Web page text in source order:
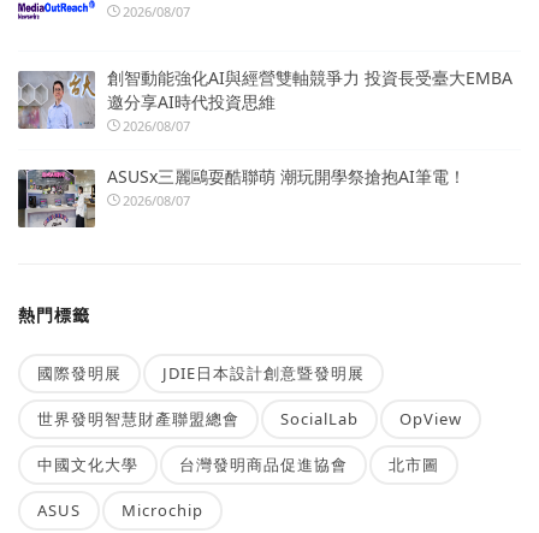
2026/08/07
創智動能強化AI與經營雙軸競爭力 投資長受臺大EMBA
邀分享AI時代投資思維
2026/08/07
ASUSx三麗鷗耍酷聯萌 潮玩開學祭搶抱AI筆電！
2026/08/07
熱門標籤
國際發明展 JDIE日本設計創意暨發明展
世界發明智慧財產聯盟總會 SocialLab OpView
中國文化大學 台灣發明商品促進協會 北市圖
ASUS Microchip